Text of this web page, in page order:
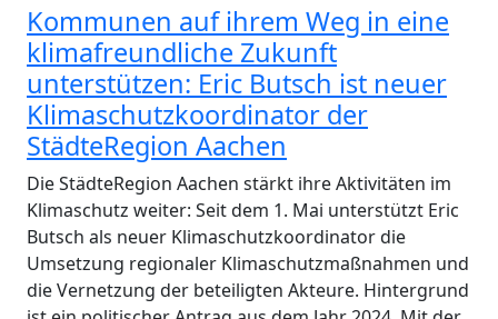
Kommunen auf ihrem Weg in eine
klimafreundliche Zukunft
unterstützen: Eric Butsch ist neuer
Klimaschutzkoordinator der
StädteRegion Aachen
Die StädteRegion Aachen stärkt ihre Aktivitäten im
Klimaschutz weiter: Seit dem 1. Mai unterstützt Eric
Butsch als neuer Klimaschutzkoordinator die
Umsetzung regionaler Klimaschutzmaßnahmen und
die Vernetzung der beteiligten Akteure. Hintergrund